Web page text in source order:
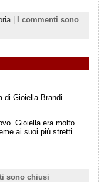
| I commenti sono
di Gioiella Brandi
Gioiella era molto
ai suoi più stretti
sono chiusi